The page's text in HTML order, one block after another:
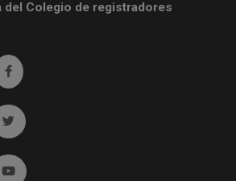
del Colegio de registradores
Ir a facebook (abre en ventana nueva)
Ir a twitter (abre en ventana nueva)
Ir a YouTube (abre en ventana nueva)